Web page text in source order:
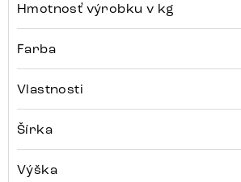
Hmotnosť výrobku v kg
Farba
Vlastnosti
Šírka
Výška